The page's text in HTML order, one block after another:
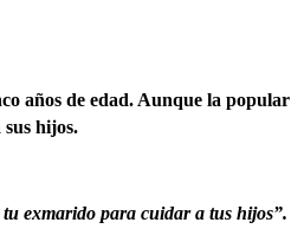
años de edad. Aunque la popular
sus hijos.
exmarido para cuidar a tus hijos”.